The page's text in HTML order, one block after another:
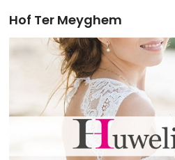
Hof Ter Meyghem